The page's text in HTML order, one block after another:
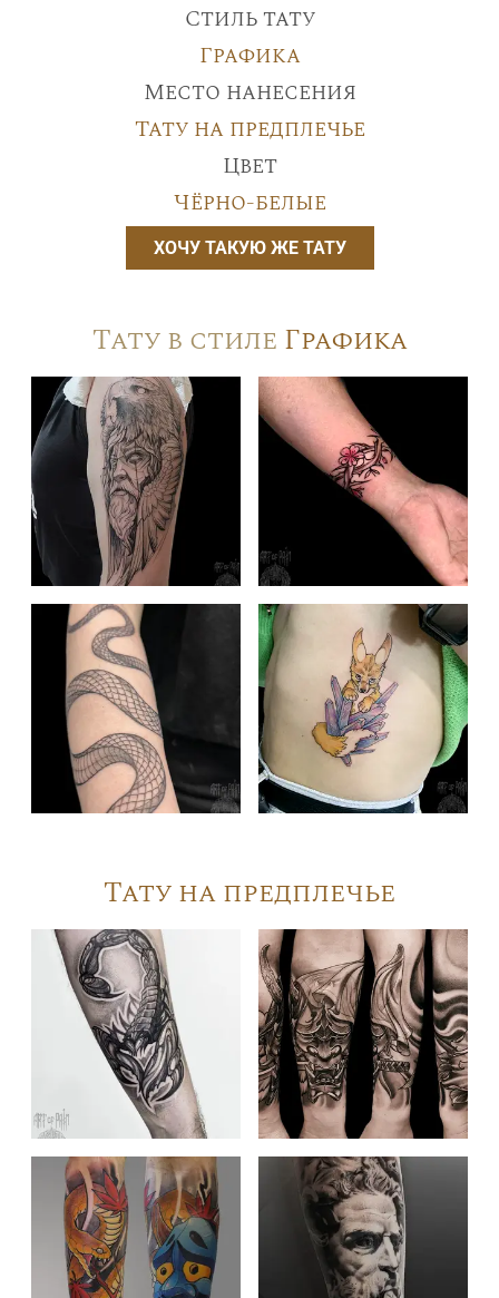
Стиль тату
Графика
Место нанесения
Тату на предплечье
Цвет
Чёрно-белые
ХОЧУ ТАКУЮ ЖЕ ТАТУ
Тату в стиле Графика
Тату на предплечье